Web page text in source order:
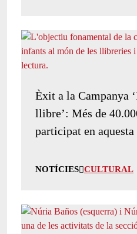
Èxit a la Campanya
llibre’: Més de
participat en
NOTÍCIES CULTURAL